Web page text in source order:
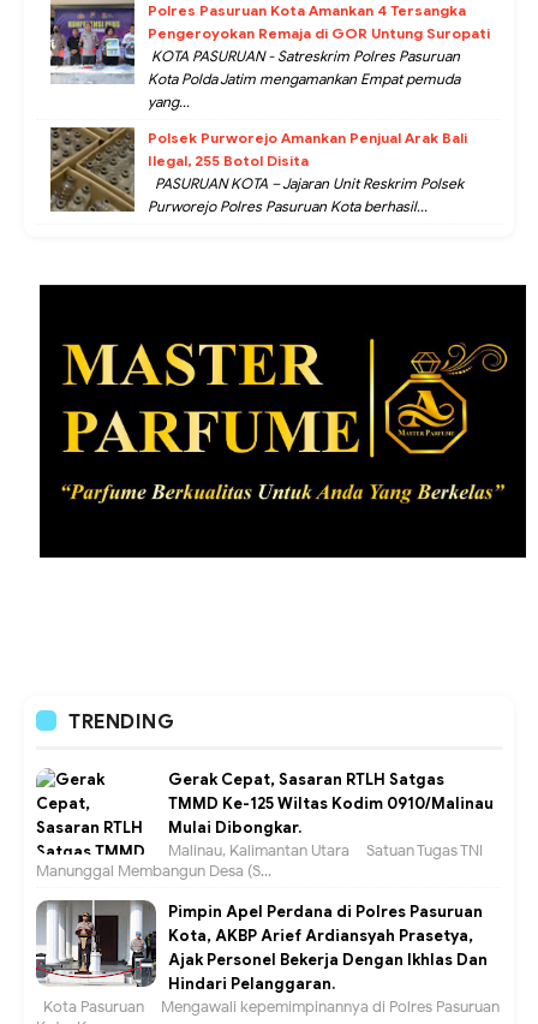
Polres Pasuruan Kota Amankan 4 Tersangka
Pengeroyokan Remaja di GOR Untung Suropati
KOTA PASURUAN - Satreskrim Polres Pasuruan
Kota Polda Jatim mengamankan Empat pemuda
yang...
Polsek Purworejo Amankan Penjual Arak Bali
Ilegal, 255 Botol Disita
PASURUAN KOTA – Jajaran Unit Reskrim Polsek
Purworejo Polres Pasuruan Kota berhasil...
TRENDING
Gerak Cepat, Sasaran RTLH Satgas
TMMD Ke-125 Wiltas Kodim 0910/Malinau
Mulai Dibongkar.
Malinau, Kalimantan Utara – Satuan Tugas TNI
Manunggal Membangun Desa (S...
Pimpin Apel Perdana di Polres Pasuruan
Kota, AKBP Arief Ardiansyah Prasetya,
Ajak Personel Bekerja Dengan Ikhlas Dan
Hindari Pelanggaran.
Kota Pasuruan – Mengawali kepemimpinannya di Polres Pasuruan